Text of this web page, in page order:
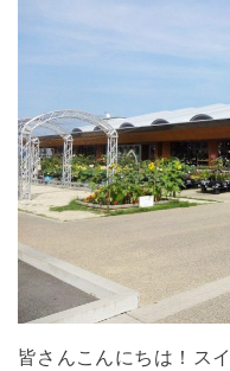
皆さんこんにちは！ス